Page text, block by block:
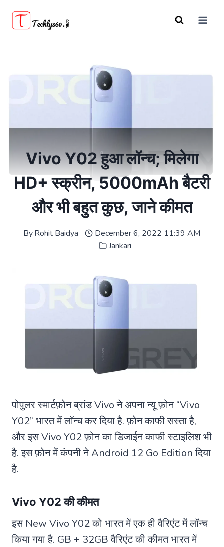
Vivo Y02 हुआ लॉन्च; मिलेगा
HD+ स्क्रीन, 5000mAh बैटरी
और भी बहुत कुछ, जाने कीमत
ByRohit Baidya
December 6, 2022 11:39 AM
Jankari
पोपुलर स्मार्टफ़ोन ब्रांड Vivo ने अपना न्यू फ़ोन “Vivo
Y02” भारत में लॉन्च कर दिया है. फ़ोन काफी सस्ता है,
और इस Vivo Y02 फ़ोन का डिजाईन काफी स्टाइलिश भी
है. इस फ़ोन में कंपनी ने Android 12 Go Edition दिया
है.
Vivo Y02 की कीमत
इस New Vivo Y02 को भारत में एक ही वैरिएंट में लॉन्च
किया गया है. GB + 32GB वैरिएंट की कीमत भारत में